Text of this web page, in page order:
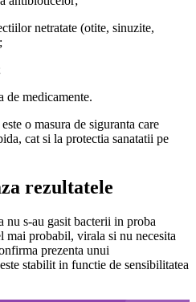
netratate (otite, sinuzite,
de medicamente.
o masura de siguranta care
cat si la protectia sanatatii pe
rezultatele
nu s-au gasit bacterii in proba
mai probabil, virala si nu necesita
prezenta unui
stabilit in functie de sensibilitatea